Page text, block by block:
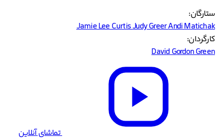
ستارگان:
Jamie Lee CurtisJudy GreerAndi Matichak
کارگردان:
David Gordon Green
تماشای آنلاین